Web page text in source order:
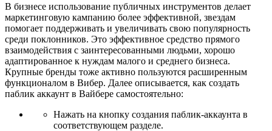
В бизнесе использование публичных инструментов делает
маркетинговую кампанию более эффективной, звездам
помогает поддерживать и увеличивать свою популярность
среди поклонников. Это эффективное средство прямого
взаимодействия с заинтересованными людьми, хорошо
адаптированное к нуждам малого и среднего бизнеса.
Крупные бренды тоже активно пользуются расширенным
функционалом в Вибер. Далее описывается, как создать
паблик аккаунт в Вайбере самостоятельно:
Нажать на кнопку создания паблик-аккаунта в
соответствующем разделе.